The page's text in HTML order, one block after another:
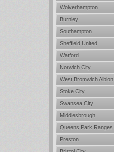
Wolverhampton
Burnley
Southampton
Sheffield United
Watford
Norwich City
West Bromwich Albion
Stoke City
Swansea City
Middlesbrough
Queens Park Ranges
Preston